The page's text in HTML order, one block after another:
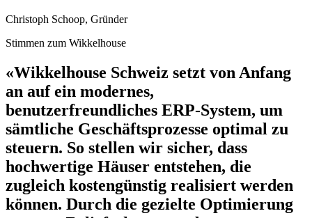
Christoph Schoop, Gründer
Stimmen zum Wikkelhouse
«Wikkelhouse Schweiz setzt von Anfang
an auf ein modernes,
benutzerfreundliches ERP-System, um
sämtliche Geschäftsprozesse optimal zu
steuern. So stellen wir sicher, dass
hochwertige Häuser entstehen, die
zugleich kostengünstig realisiert werden
können. Durch die gezielte Optimierung